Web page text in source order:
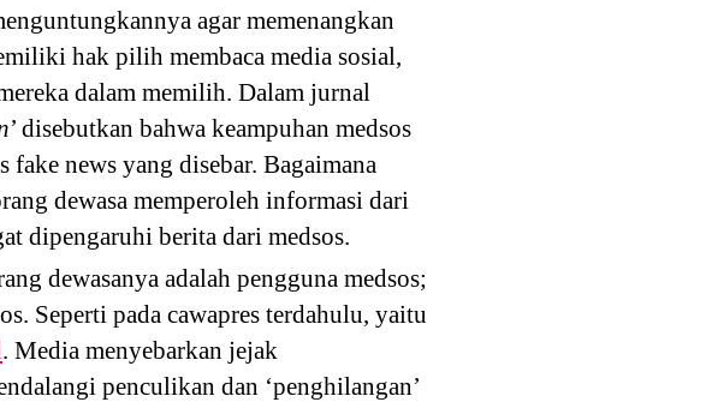
agar memenangkan
hak pilih membaca media sosial,
dalam memilih. Dalam jurnal
’ disebutkan bahwa keampuhan medsos
news yang disebar. Bagaimana
dewasa memperoleh informasi dari
dipengaruhi berita dari medsos.
dewasanya adalah pengguna medsos;
Seperti pada cawapres terdahulu, yaitu
. Media menyebarkan jejak
penculikan dan ‘penghilangan’